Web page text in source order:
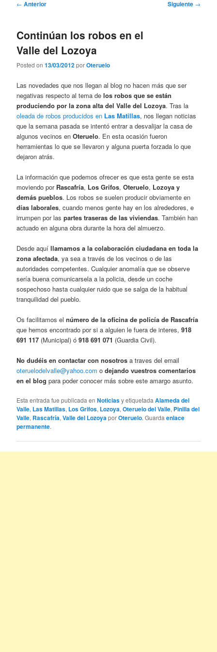
Navegación
← Anterior Siguiente →
Continúan los robos en el
Valle del Lozoya
Posted on13/03/2012porOteruelo
Las novedades que nos llegan al blog no hacen más que ser
negativas respecto al tema delos robos que se están
produciendo por la zona alta del Valle del Lozoya. Tras la
oleada de robos producidos en Las Matillas, nos llegan noticias
que la semana pasada se intentó entrar a desvalijar la casa de
algunos vecinos en Oteruelo. En esta ocasión fueron
herramientas lo que se llevaron y alguna puerta forzada lo que
dejaron atrás.
La información que podemos ofrecer es que esta gente se esta
moviendo por Rascafría, Los Grifos,Oteruelo, Lozoya y
demás pueblos. Los robos se suelen producir obviamente en
días laborales, cuando menos gente hay en los alrededores, e
irrumpen por las partes traseras de las viviendas. También han
actuado en alguna obra durante la hora del almuerzo.
Desde aquí llamamos a la colaboración ciudadana en toda la
zona afectada, ya sea a través de los vecinos o de las
autoridades competentes. Cualquier anomalía que se observe
sería buena comunicarsela a la policia, desde un coche
sospechoso hasta cualquier ruido que se salga de la habitual
tranquilidad del pueblo.
Os facilitamos elnúmero de la oficina de policía de Rascafría
que hemos encontrado por si a alguien le fuera de interes,918
691 117 (Municipal) ó918 691 071 (Guardia Civil).
No dudéis en contactar con nosotros a traves del email
oteruelodelvalle@yahoo.com odejando vuestros comentarios
en el blog para poder conocer más sobre este amargo asunto.
Esta entrada fue publicada enNoticiasy etiquetadaAlameda del
Valle, Las Matillas, Los Grifos, Lozoya,Oteruelo del Valle, Pinilla del
Valle, Rascafría,Valle del LozoyaporOteruelo. Guardaenlace
permanente.